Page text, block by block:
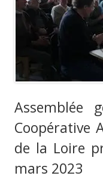
Assemblée
Coopérative
de la Loire
mars 2023